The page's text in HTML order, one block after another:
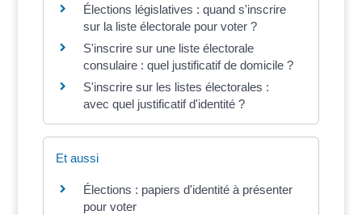
Élections législatives : quand s'inscrire
sur la liste électorale pour voter ?
S'inscrire sur une liste électorale
consulaire : quel justificatif de domicile ?
S'inscrire sur les listes électorales :
avec quel justificatif d'identité ?
Et aussi
Élections : papiers d'identité à présenter
pour voter